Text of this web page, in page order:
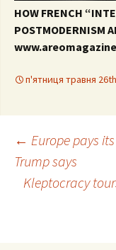
HOW FRENCH
POSTMODERNISM
п'ятниця травня
Post
← Europe pays
Trump says
Kleptocracy